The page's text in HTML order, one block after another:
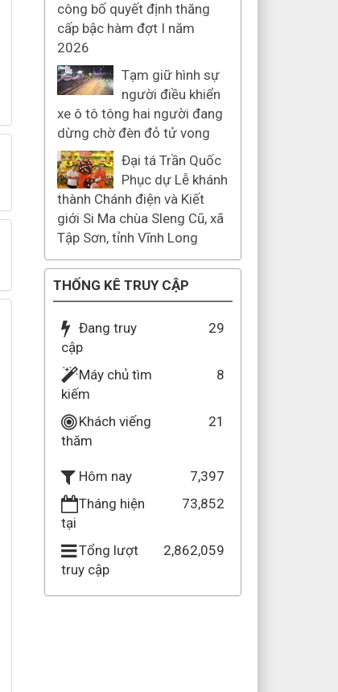
công bố quyết định thăng
cấp bậc hàm đợt I năm
2026
Tạm giữ hình sự
người điều khiển
xe ô tô tông hai người đang
dừng chờ đèn đỏ tử vong
Đại tá Trần Quốc
Phục dự Lễ khánh
thành Chánh điện và Kiết
giới Si Ma chùa Sleng Cũ, xã
Tập Sơn, tỉnh Vĩnh Long
THỐNG KÊ TRUY CẬP
Đang truy
cập
29
Máy chủ tìm
kiếm
8
Khách viếng
thăm
21
Hôm nay
7,397
Tháng hiện
tại
73,852
Tổng lượt
truy cập
2,862,059